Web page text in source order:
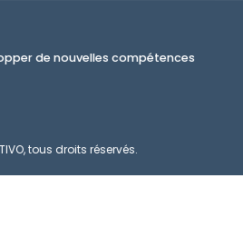
de nouvelles compétences
tous droits réservés.